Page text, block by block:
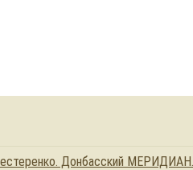
Донбасский